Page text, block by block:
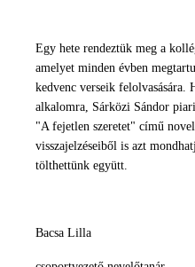
Egy hete rendeztük meg a
amelyet minden évben
kedvenc verseik felolvasására.
alkalomra, Sárközi Sándor
"A fejetlen szeretet" című
visszajelzéseiből is azt
tölthettünk együtt.
Bacsa Lilla